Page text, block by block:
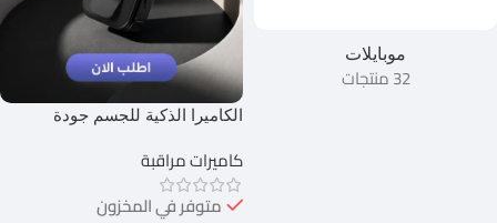
موبايلات
32 منتجات
الكاميرا الذكية للجسم جودة
كاميرات مراقبة
متوفر في المخزون